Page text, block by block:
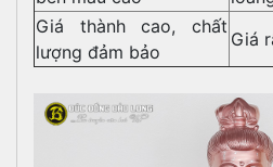
Giá thành cao, chất
lượng đảm bảo
Giá